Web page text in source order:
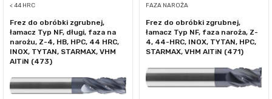
< 44 HRC
Frez do obróbki zgrubnej,
łamacz Typ NF, długi, faza na
narożu, Z-4, HB, HPC, 44 HRC,
INOX, TYTAN, STARMAX, VHM
AlTiN (473)
FAZA NAROŻA
Frez do obróbki zgrubnej,
łamacz Typ NF, faza naroża, Z-
4, 44-HRC, INOX, TYTAN, HPC,
STARMAX, VHM AlTiN (471)